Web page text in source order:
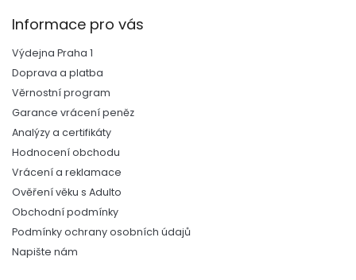
Informace pro vás
Výdejna Praha 1
Doprava a platba
Věrnostní program
Garance vrácení peněz
Analýzy a certifikáty
Hodnocení obchodu
Vrácení a reklamace
Ověření věku s Adulto
Obchodní podmínky
Podmínky ochrany osobních údajů
Napište nám